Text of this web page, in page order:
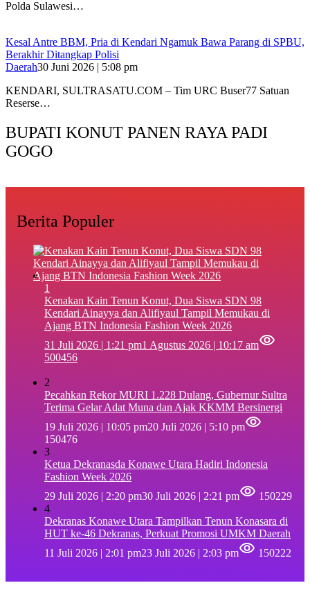
Polda Sulawesi…
Kesal Antre BBM, Pria di Kendari Ngamuk Bawa Parang di SPBU,
Berakhir Ditangkap Polisi
Daerah30 Juni 2026 | 5:08 pm
KENDARI, SULTRASATU.COM – Tim URC Buser77 Satuan
Reserse…
BUPATI KONUT PANEN RAYA PADI
GOGO
Berita Populer
1
‎Kenakan Kain Tenun Konut, Dua Siswa SDN 98
Kendari Ainayya dan Alifiyaul Tampil Memukau di
Ajang BTN Indonesia Fashion Week 2026
31 Juli 2026 | 1:21 pm1 Agustus 2026 | 10:17 am
500456
2
Pecahkan Rekor MURI 1.228 Dulang, Gubernur Sultra
Terima Gelar Adat Muna dan Ajak KKMM Bersinergi
19 Juli 2026 | 10:05 pm20 Juli 2026 | 5:10 pm
150476
3
Ketua Dekranasda Konawe Utara Hadiri Indonesia
Fashion Week 2026
29 Juli 2026 | 2:20 pm30 Juli 2026 | 2:21 pm
150229
4
Dekranas Konawe Utara Tampilkan Tenun Konasara di
HUT ke-46 Dekranas, Perkuat Promosi UMKM Daerah
11 Juli 2026 | 2:01 pm23 Juli 2026 | 2:03 pm 150222